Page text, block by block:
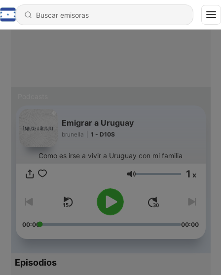
Emigrar a Uruguay
brunella 1 - D10S
Como es irse a vivir a Uruguay con mi familia
Volumen 1 x
00:00 00:00
Episodios